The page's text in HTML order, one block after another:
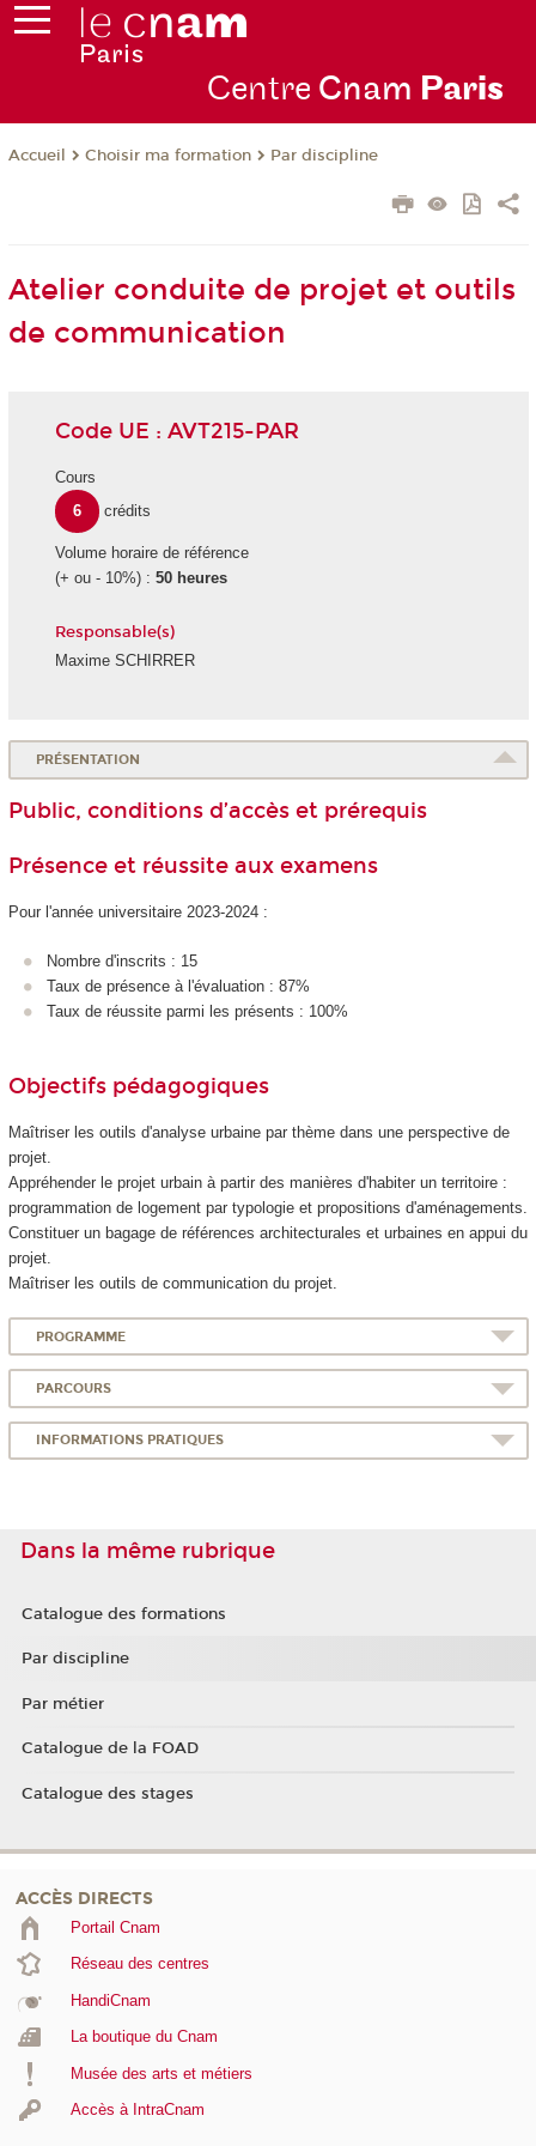
Centre Cnam Paris
Accueil Choisir ma formation Par discipline
Atelier conduite de projet et outils
de communication
Code UE : AVT215-PAR
Cours
6
crédits
Volume horaire de référence
(+ ou - 10%) : 50 heures
Responsable(s)
Maxime SCHIRRER
PRÉSENTATION
Public, conditions d’accès et prérequis
Présence et réussite aux examens
Pour l'année universitaire 2023-2024 :
Nombre d'inscrits : 15
Taux de présence à l'évaluation : 87%
Taux de réussite parmi les présents : 100%
Objectifs pédagogiques
Maîtriser les outils d'analyse urbaine par thème dans une perspective de
projet.
Appréhender le projet urbain à partir des manières d'habiter un territoire :
programmation de logement par typologie et propositions d'aménagements.
Constituer un bagage de références architecturales et urbaines en appui du
projet.
Maîtriser les outils de communication du projet.
PROGRAMME
PARCOURS
INFORMATIONS PRATIQUES
Dans la même rubrique
Catalogue des formations
Par discipline
Par métier
Catalogue de la FOAD
Catalogue des stages
ACCÈS DIRECTS
Portail Cnam
Réseau des centres
HandiCnam
La boutique du Cnam
Musée des arts et métiers
Accès à IntraCnam